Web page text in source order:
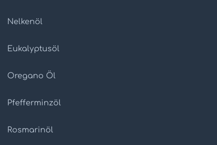
Nelkenöl
Eukalyptusöl
Oregano Öl
Pfefferminzöl
Rosmarinöl